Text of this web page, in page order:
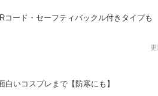
ード・セーフティバックル付きタイプも
いコスプレまで【防寒にも】